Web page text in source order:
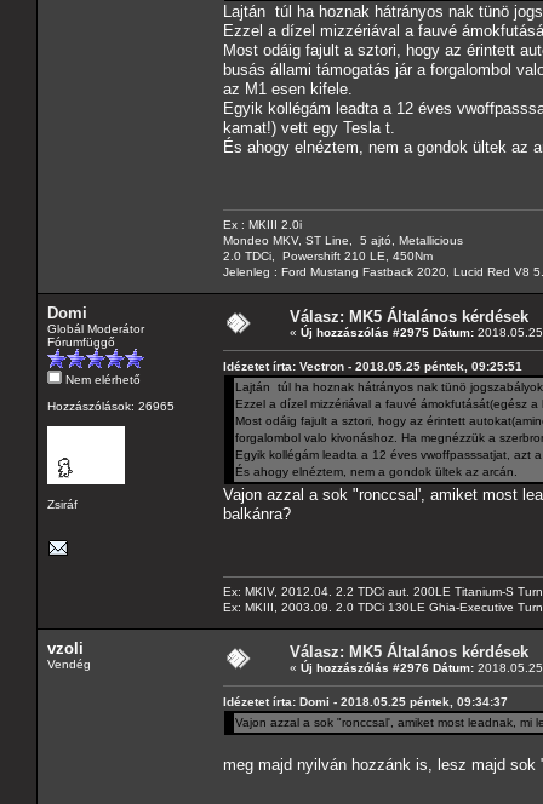
Lajtán túl ha hoznak hátrányos nak tünö
Ezzel a dízel mizzériával a fauvé
Most odáig fajult a sztori, hogy az érintett
busás állami támogatás jár a forgalombol
az M1 esen kifele.
Egyik kollégám leadta a 12 éves
kamat!) vett egy Tesla t.
És ahogy elnéztem, nem a gondok ültek az
Ex : MKIII 2.0i
Mondeo MKV, ST Line, 5 ajtó, Metallicious
2.0 TDCi, Powershift 210 LE, 450Nm
Jelenleg : Ford Mustang Fastback 2020, Lucid Red V8
Domi
Globál Moderátor
Fórumfüggő
Nem elérhető
Hozzászólások: 26965
Zsiráf
Válasz: MK5 Általános kérdések
« Új hozzászólás #2975 Dátum:
Idézetet írta: Vectron - 2018.05.25 péntek, 09:25:51
Lajtán túl ha hoznak hátrányos nak tünö
Ezzel a dízel mizzériával a fauvé ámokfutását(egész
Most odáig fajult a sztori, hogy az érintett
forgalombol valo kivonáshoz. Ha megnézzük a
Egyik kollégám leadta a 12 éves vwoffpasssatjat, azt
És ahogy elnéztem, nem a gondok ültek az arcán.
Vajon azzal a sok "ronccsal', amiket most
balkánra?
Ex: MKIV, 2012.04. 2.2 TDCi aut. 200LE Titanium-S
Ex: MKIII, 2003.09. 2.0 TDCi 130LE Ghia-Executive
vzoli
Vendég
Válasz: MK5 Általános kérdések
« Új hozzászólás #2976 Dátum:
Idézetet írta: Domi - 2018.05.25 péntek, 09:34:37
Vajon azzal a sok "ronccsal', amiket most leadnak, mi
meg majd nyilván hozzánk is, lesz majd sok